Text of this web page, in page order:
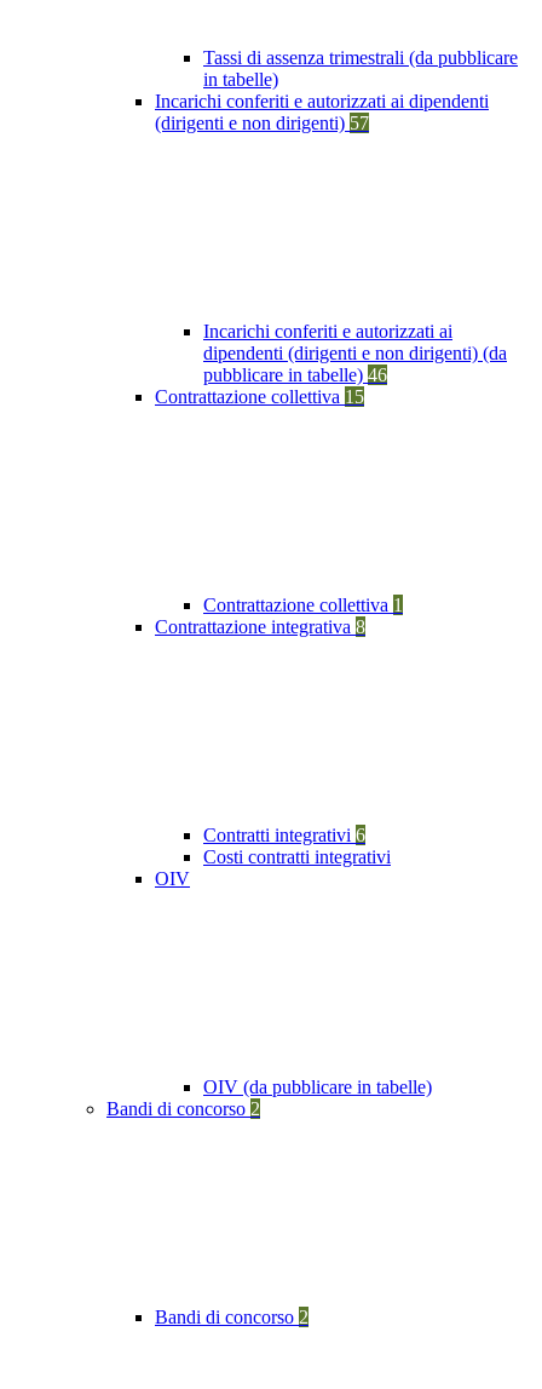
Tassi di assenza trimestrali (da pubblicare
in tabelle)
Incarichi conferiti e autorizzati ai dipendenti
(dirigenti e non dirigenti) 57
Incarichi conferiti e autorizzati ai
dipendenti (dirigenti e non dirigenti) (da
pubblicare in tabelle) 46
Contrattazione collettiva 15
Contrattazione collettiva 1
Contrattazione integrativa 8
Contratti integrativi 6
Costi contratti integrativi
OIV
OIV (da pubblicare in tabelle)
Bandi di concorso 2
Bandi di concorso 2